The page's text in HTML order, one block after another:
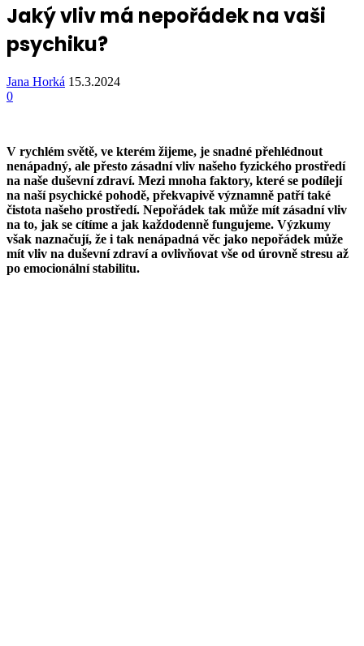
Jaký vliv má nepořádek na vaši
psychiku?
Jana Horká 15.3.2024
0
V rychlém světě, ve kterém žijeme, je snadné přehlédnout
nenápadný, ale přesto zásadní vliv našeho fyzického prostředí
na naše duševní zdraví. Mezi mnoha faktory, které se podílejí
na naší psychické pohodě, překvapivě významně patří také
čistota našeho prostředí. Nepořádek tak může mít zásadní vliv
na to, jak se cítíme a jak každodenně fungujeme. Výzkumy
však naznačují, že i tak nenápadná věc jako nepořádek může
mít vliv na duševní zdraví a ovlivňovat vše od úrovně stresu až
po emocionální stabilitu.